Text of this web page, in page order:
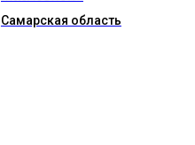
Самарская область